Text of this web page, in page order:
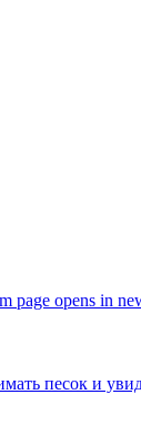
page opens in
песок и